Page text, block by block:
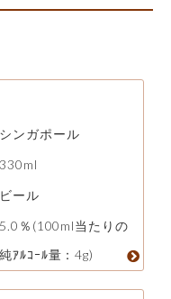
シンガポール
330ml
ビール
5.0％(100ml当たりの
純ｱﾙｺｰﾙ量：4g)